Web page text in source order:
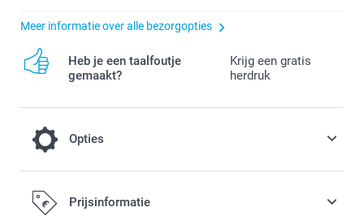
Meer informatie over alle bezorgopties
Heb je een taalfoutje
gemaakt?
Krijg een gratis
herdruk
Opties
Montagesysteem
Prijsinformatie